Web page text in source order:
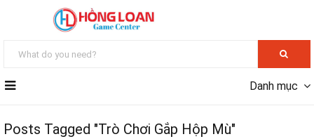
Danh mục
Posts Tagged "trò Chơi Gắp Hộp Mù"